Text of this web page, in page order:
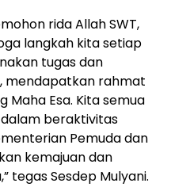
rida Allah SWT,
langkah kita setiap
tugas dan
mendapatkan rahmat
Maha Esa. Kita semua
beraktivitas
Pemuda dan
kemajuan dan
tegas Sesdep Mulyani.